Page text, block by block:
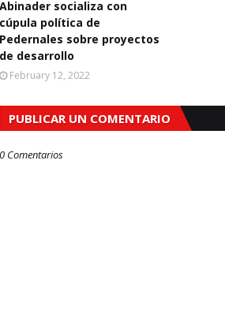
Abinader socializa con
cúpula política de
Pedernales sobre proyectos
de desarrollo
February 12, 2022
PUBLICAR UN COMENTARIO
0 Comentarios